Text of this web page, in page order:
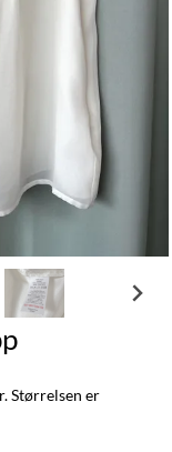
Størrelsen er